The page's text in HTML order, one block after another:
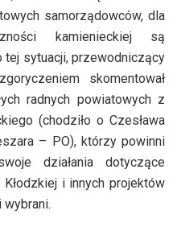
samorządowców, dla
kamienieckiej są
tej sytuacji, przewodniczący
skomentował
radnych powiatowych z
(chodziło o Czesława
– PO), którzy powinni
działania dotyczące
i innych projektów
wybrani.